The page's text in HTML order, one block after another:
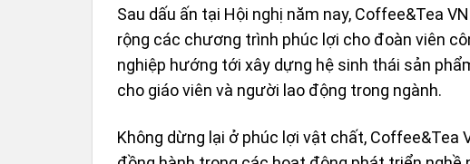
Sau dấu ấn tại Hội nghị năm nay, Coffee&Tea
rộng các chương trình phúc lợi cho đoàn viên
nghiệp hướng tới xây dựng hệ sinh thái sản
cho giáo viên và người lao động trong ngành.
Không dừng lại ở phúc lợi vật chất, Coffee&Tea